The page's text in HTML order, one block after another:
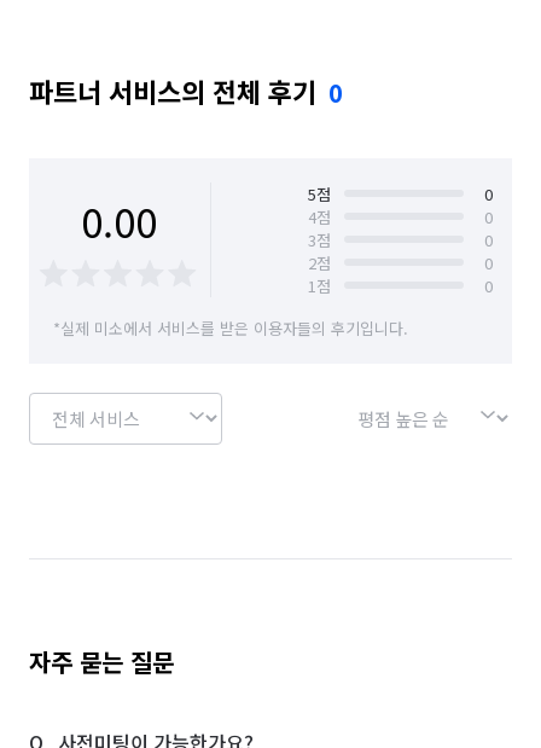
파트너 서비스의 전체 후기 0
0.00 5점
0
4점
0
3점
0
2점
0
1점
0
*실제 미소에서 서비스를 받은 이용자들의 후기입니다.
자주 묻는 질문
사전미팅이 가능한가요?